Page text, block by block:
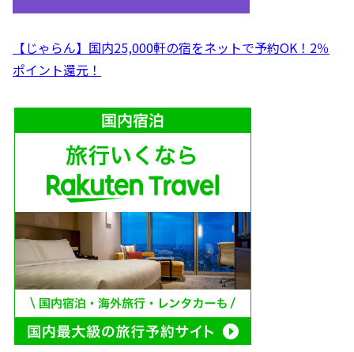
【じゃらん】国内25,000軒の宿をネットで予約OK！2％
ポイント還元！